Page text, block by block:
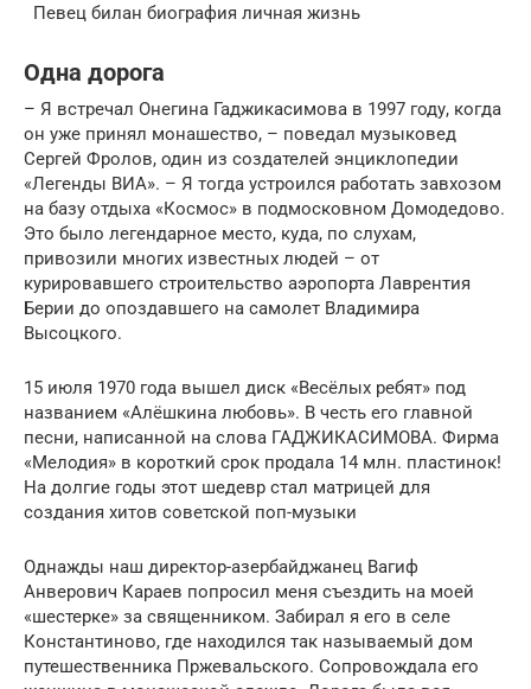
Певец билан биография личная жизнь
Одна дорога
– Я встречал Онегина Гаджикасимова в 1997 году, когда
он уже принял монашество, – поведал музыковед
Сергей Фролов, один из создателей энциклопедии
«Легенды ВИА». – Я тогда устроился работать завхозом
на базу отдыха «Космос» в подмосковном Домодедово.
Это было легендарное место, куда, по слухам,
привозили многих известных людей – от
курировавшего строительство аэропорта Лаврентия
Берии до опоздавшего на самолет Владимира
Высоцкого.
15 июля 1970 года вышел диск «Весёлых ребят» под
названием «Алёшкина любовь». В честь его главной
песни, написанной на слова ГАДЖИКАСИМОВА. Фирма
«Мелодия» в короткий срок продала 14 млн. пластинок!
На долгие годы этот шедевр стал матрицей для
создания хитов советской поп-музыки
Однажды наш директор-азербайджанец Вагиф
Анверович Караев попросил меня съездить на моей
«шестерке» за священником. Забирал я его в селе
Константиново, где находился так называемый дом
путешественника Пржевальского. Сопровождала его